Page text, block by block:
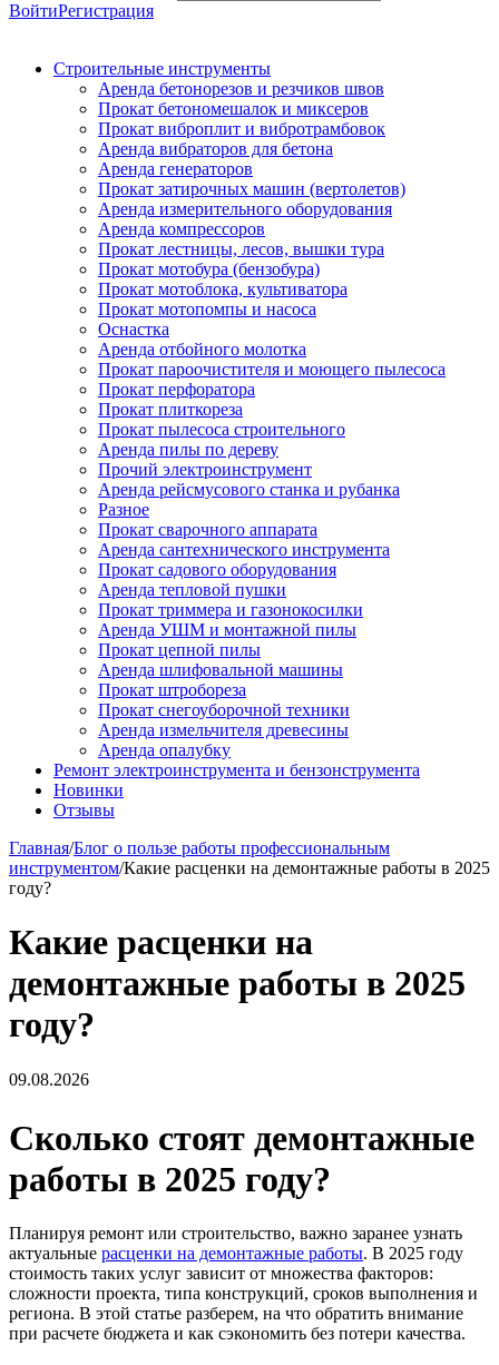
ВойтиРегистрация
Строительные инструменты
Аренда бетонорезов и резчиков швов
Прокат бетономешалок и миксеров
Прокат виброплит и вибротрамбовок
Аренда вибраторов для бетона
Аренда генераторов
Прокат затирочных машин (вертолетов)
Аренда измерительного оборудования
Аренда компрессоров
Прокат лестницы, лесов, вышки тура
Прокат мотобура (бензобура)
Прокат мотоблока, культиватора
Прокат мотопомпы и насоса
Оснастка
Аренда отбойного молотка
Прокат пароочистителя и моющего пылесоса
Прокат перфоратора
Прокат плиткореза
Прокат пылесоса строительного
Аренда пилы по дереву
Прочий электроинструмент
Аренда рейсмусового станка и рубанка
Разное
Прокат сварочного аппарата
Аренда сантехнического инструмента
Прокат садового оборудования
Аренда тепловой пушки
Прокат триммера и газонокосилки
Аренда УШМ и монтажной пилы
Прокат цепной пилы
Аренда шлифовальной машины
Прокат штробореза
Прокат снегоуборочной техники
Аренда измельчителя древесины
Аренда опалубку
Ремонт электроинструмента и бензонструмента
Новинки
Отзывы
Главная/Блог о пользе работы профессиональным
инструментом/Какие расценки на демонтажные работы в 2025
году?
Какие расценки на
демонтажные работы в 2025
году?
09.08.2026
Сколько стоят демонтажные
работы в 2025 году?
Планируя ремонт или строительство, важно заранее узнать
актуальные расценки на демонтажные работы. В 2025 году
стоимость таких услуг зависит от множества факторов:
сложности проекта, типа конструкций, сроков выполнения и
региона. В этой статье разберем, на что обратить внимание
при расчете бюджета и как сэкономить без потери качества.